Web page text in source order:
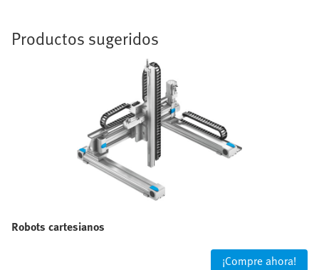
Productos sugeridos
Robots cartesianos
¡Compre ahora!